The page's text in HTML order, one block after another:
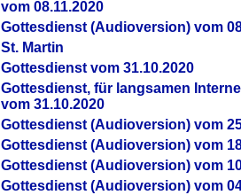
vom 08.11.2020
Gottesdienst (Audioversion) vom
St. Martin
Gottesdienst vom 31.10.2020
Gottesdienst, für langsamen
vom 31.10.2020
Gottesdienst (Audioversion) vom
Gottesdienst (Audioversion) vom
Gottesdienst (Audioversion) vom
Gottesdienst (Audioversion) vom